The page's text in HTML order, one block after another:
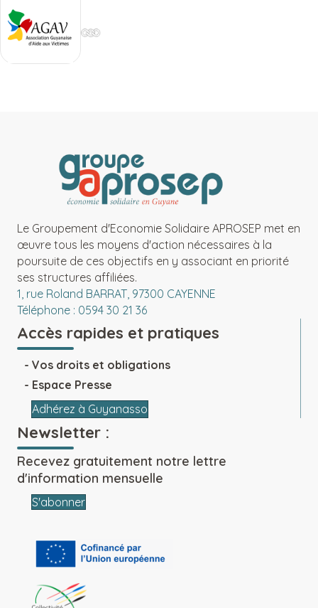
Le Groupement d'Economie Solidaire APROSEP met en
œuvre tous les moyens d'action nécessaires à la
poursuite de ces objectifs en y associant en priorité
ses structures affiliées.
1, rue Roland BARRAT, 97300 CAYENNE
Téléphone : 0594 30 21 36
Accès rapides et pratiques
Vos droits et obligations
Espace Presse
Adhérez à Guyanasso
Newsletter :
Recevez gratuitement notre lettre
d'information mensuelle
S'abonner